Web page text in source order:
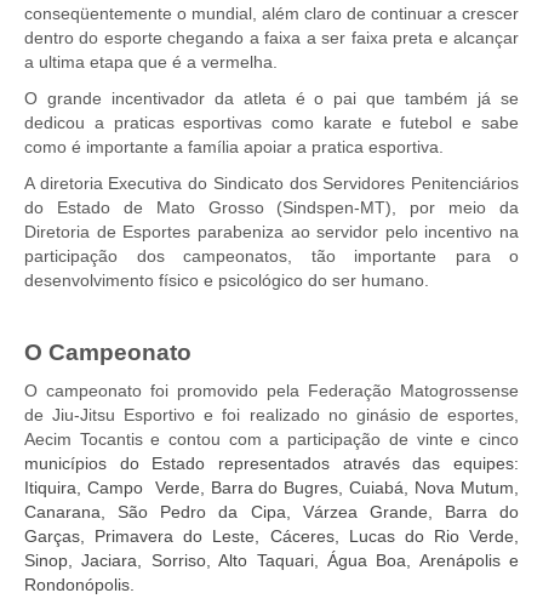
Pautas Nacionais
Fale Conosco
Permutas Disponíveis
Área do Filiado
Regimento interno do Sindsppen
conseqüentemente o mundial, além claro de continuar a crescer
dentro do esporte chegando a faixa a ser faixa preta e alcançar
a ultima etapa que é a vermelha.
O grande incentivador da atleta é o pai que também já se
dedicou a praticas esportivas como karate e futebol e sabe
como é importante a família apoiar a pratica esportiva.
A diretoria Executiva do Sindicato dos Servidores Penitenciários
do Estado de Mato Grosso (Sindspen-MT), por meio da
Diretoria de Esportes parabeniza ao servidor pelo incentivo na
participação dos campeonatos, tão importante para o
desenvolvimento físico e psicológico do ser humano.
O Campeonato
O campeonato foi promovido pela Federação Matogrossense
de Jiu-Jitsu Esportivo e foi realizado no ginásio de esportes,
Aecim Tocantis e contou com a participação de vinte e cinco
municípios do Estado representados através das equipes:
Itiquira, Campo Verde, Barra do Bugres, Cuiabá, Nova Mutum,
Canarana, São Pedro da Cipa, Várzea Grande, Barra do
Garças, Primavera do Leste, Cáceres, Lucas do Rio Verde,
Sinop, Jaciara, Sorriso, Alto Taquari, Água Boa, Arenápolis e
Rondonópolis.